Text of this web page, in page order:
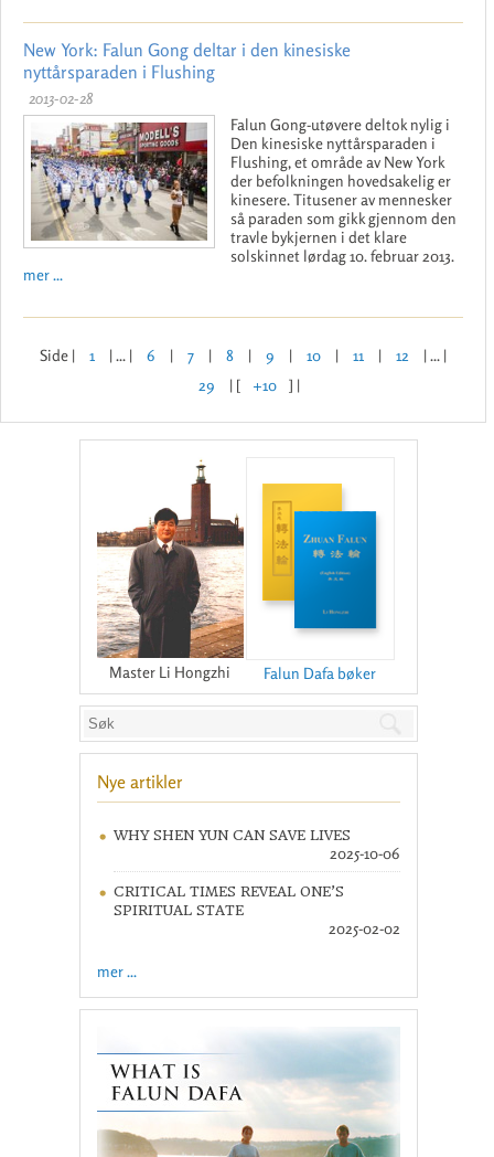
New York: Falun Gong deltar i den kinesiske
nyttårsparaden i Flushing
2013-02-28
Falun Gong-utøvere deltok nylig i
Den kinesiske nyttårsparaden i
Flushing, et område av New York
der befolkningen hovedsakelig er
kinesere. Titusener av mennesker
så paraden som gikk gjennom den
travle bykjernen i det klare
solskinnet lørdag 10. februar 2013.
mer ...
Side | 1 | ... | 6 | 7 | 8 | 9 | 10 | 11 | 12
| ... |
29
| [ +10 ] |
Master Li Hongzhi Falun Dafa bøker
Nye artikler
WHY SHEN YUN CAN SAVE LIVES
2025-10-06
CRITICAL TIMES REVEAL ONE’S
SPIRITUAL STATE
2025-02-02
mer ...